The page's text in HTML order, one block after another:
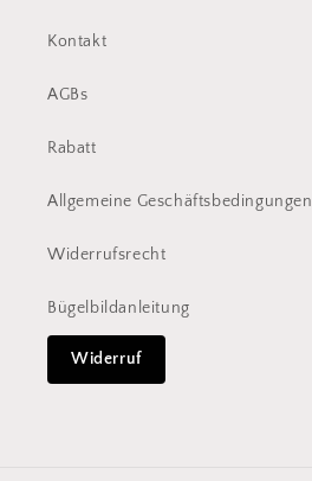
Kontakt
AGBs
Rabatt
Allgemeine Geschäftsbedingungen
Widerrufsrecht
Bügelbildanleitung
Widerruf